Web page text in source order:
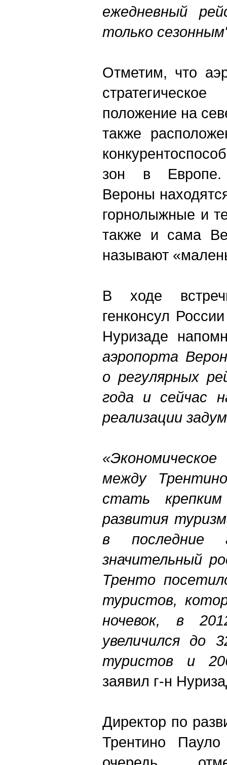
ежедневный
только
Отметим, что
положение на
также
зон в Европе.
Вероны
горнолыжные и
также и сама
называют
В ходе
генконсул
Нуризаде
аэропорта
о регулярных
года и сейчас
реализации
между
стать
развития
в последние
значительный
Тренто
туристов,
ночевок, в
увеличился до
туристов и
заявил г-н
Директор по
Трентино